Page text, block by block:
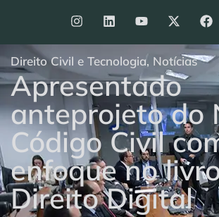
Direito Civil e Tecnologia, Notícias
Apresentado
anteprojeto do
Código Civil
enfoque no
Direito Digital